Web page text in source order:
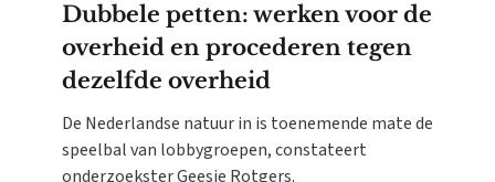
Dubbele petten: werken voor de
overheid en procederen tegen
dezelfde overheid
De Nederlandse natuur in is toenemende mate de
speelbal van lobbygroepen, constateert
onderzoekster Geesje Rotgers.